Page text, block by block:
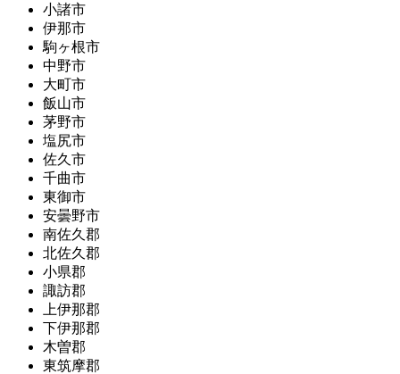
小諸市
伊那市
駒ヶ根市
中野市
大町市
飯山市
茅野市
塩尻市
佐久市
千曲市
東御市
安曇野市
南佐久郡
北佐久郡
小県郡
諏訪郡
上伊那郡
下伊那郡
木曽郡
東筑摩郡